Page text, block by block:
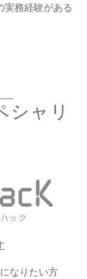
務経験がある
シャリ
なりたい方